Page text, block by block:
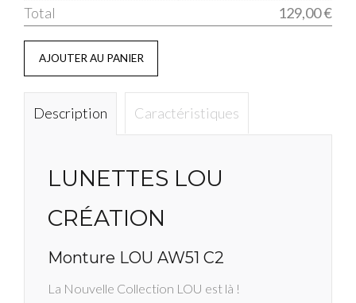
Total
129,00 €de
Description Caractéristiques
LUNETTES LOU
CRÉATION
Monture LOU AW51 C2
La Nouvelle Collection LOU est là !